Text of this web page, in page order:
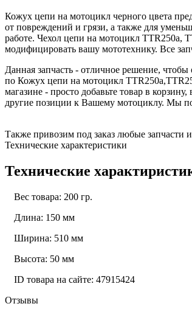
Кожух цепи на мотоцикл черного цвета
от повреждений и грязи, а также для
работе. Чехол цепи на мотоцикл TTR250a,
модифицировать вашу мототехнику. Все
Данная запчасть - отличное решение,
по Кожух цепи на мотоцикл
магазине - просто добавьте товар в
другие позиции к Вашему мотоциклу. Мы
Также привозим под заказ любые запчасти
Технические характеристики
Технические
Вес товара: 200 гр.
Длина: 150 мм
Ширина: 510 мм
Высота: 50 мм
ID товара на сайте: 47915424
Отзывы